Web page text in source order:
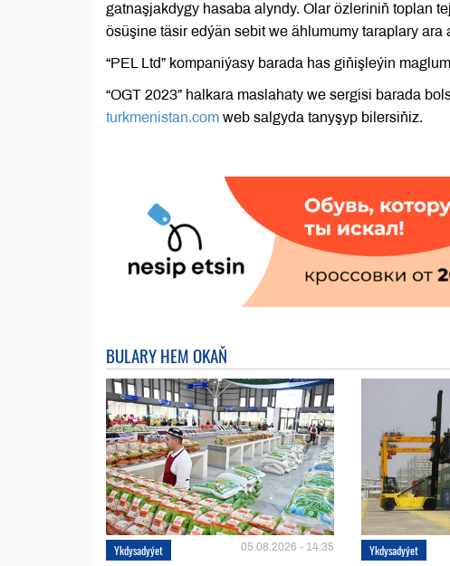
gatnaşjakdygy hasaba alyndy. Olar özleriniň toplan
ösüşine täsir edýän sebit we ählumumy taraplary ara
“PEL Ltd” kompaniýasy barada has giňişleýin
“OGT 2023” halkara maslahaty we sergisi barada
turkmenistan.com web salgyda tanyşyp bilersiňiz.
BULARY HEM OKAŇ
Ykdysadyýet 05.08.2026 - 14:35 Ykdysadyýet